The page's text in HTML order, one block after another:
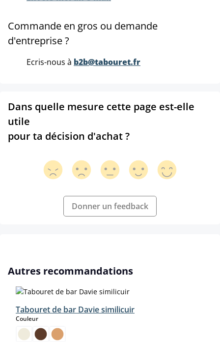
Commande en gros ou demande
d'entreprise ?
Ecris-nous à b2b@tabouret.fr
Dans quelle mesure cette page est-elle
utile
pour ta décision d'achat ?
Donner un feedback
Ignorer la galerie de produits
Autres recommandations
Tabouret de bar Davie similicuir
Couleurselect